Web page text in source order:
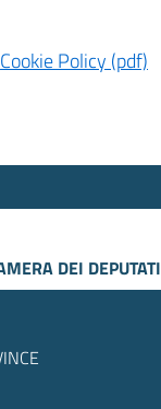
Cookie Policy (pdf)
DEI DEPUTATI